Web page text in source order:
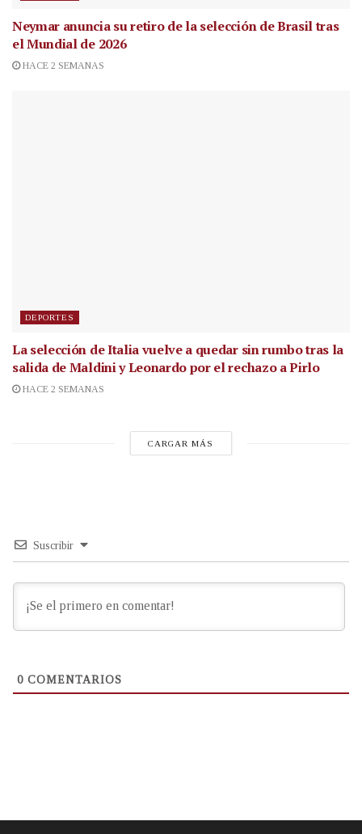
Neymar anuncia su retiro de la selección de Brasil tras
el Mundial de 2026
HACE 2 SEMANAS
DEPORTES
La selección de Italia vuelve a quedar sin rumbo tras la
salida de Maldini y Leonardo por el rechazo a Pirlo
HACE 2 SEMANAS
CARGAR MÁS
Suscribir
0 COMENTARIOS